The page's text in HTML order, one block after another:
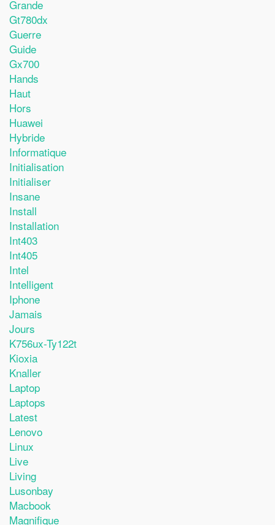
Grande
Gt780dx
Guerre
Guide
Gx700
Hands
Haut
Hors
Huawei
Hybride
Informatique
Initialisation
Initialiser
Insane
Install
Installation
Int403
Int405
Intel
Intelligent
Iphone
Jamais
Jours
K756ux-Ty122t
Kioxia
Knaller
Laptop
Laptops
Latest
Lenovo
Linux
Live
Living
Lusonbay
Macbook
Magnifique